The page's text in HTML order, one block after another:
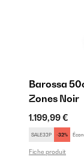
Barossa
Zones Noir
1.199,99 €
SALE32P -32%
Fiche produit